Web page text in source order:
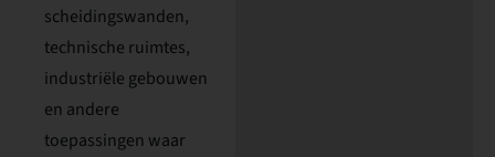
scheidingswanden,
technische ruimtes,
industriële gebouwen
en andere
toepassingen waar